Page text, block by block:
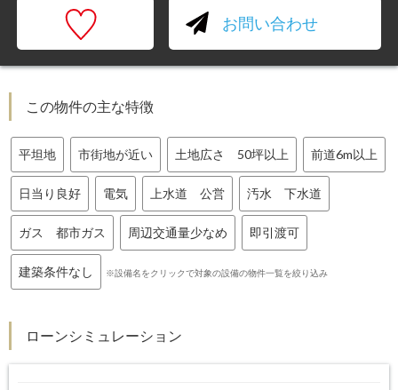
お問い合わせ
この物件の主な特徴
平坦地 市街地が近い 土地広さ 50坪以上 前道6m以上
日当り良好 電気 上水道 公営 汚水 下水道
ガス 都市ガス 周辺交通量少なめ 即引渡可
建築条件なし ※設備名をクリックで対象の設備の物件一覧を絞り込み
ローンシミュレーション